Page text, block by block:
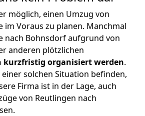
möglich, einen Umzug von
im Voraus zu planen. Manchmal
nach Bohnsdorf aufgrund von
anderen plötzlichen
kurzfristig organisiert werden.
einer solchen Situation befinden,
Firma ist in der Lage, auch
von Reutlingen nach